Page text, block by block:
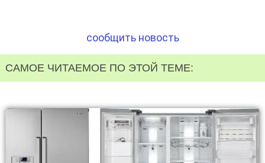
сообщить новость
САМОЕ ЧИТАЕМОЕ ПО ЭТОЙ ТЕМЕ: